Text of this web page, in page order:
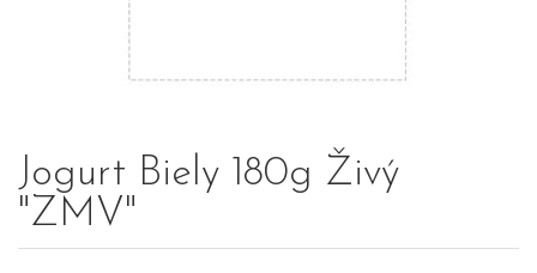
Jogurt Biely 180g Živý
"ZMV"